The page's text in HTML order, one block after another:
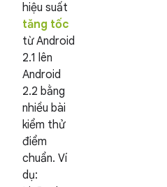
hiệu suất
tăng tốc
từ Android
2.1 lên
Android
2.2 bằng
nhiều bài
kiểm thử
điểm
chuẩn. Ví
dụ: